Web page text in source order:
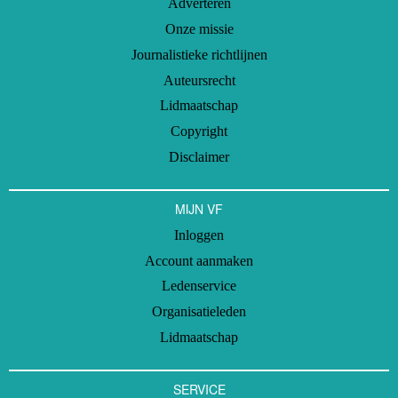
Adverteren
Onze missie
Journalistieke richtlijnen
Auteursrecht
Lidmaatschap
Copyright
Disclaimer
MIJN VF
Inloggen
Account aanmaken
Ledenservice
Organisatieleden
Lidmaatschap
SERVICE